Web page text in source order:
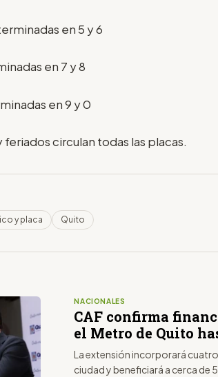
en 5 y 6
en 7 y 8
en 9 y 0
circulan todas las placas.
y placa Quito
NACIONALES
CAF confirma
el Metro de Quito
La extensión incorporará
ciudad y beneficiará a cerca